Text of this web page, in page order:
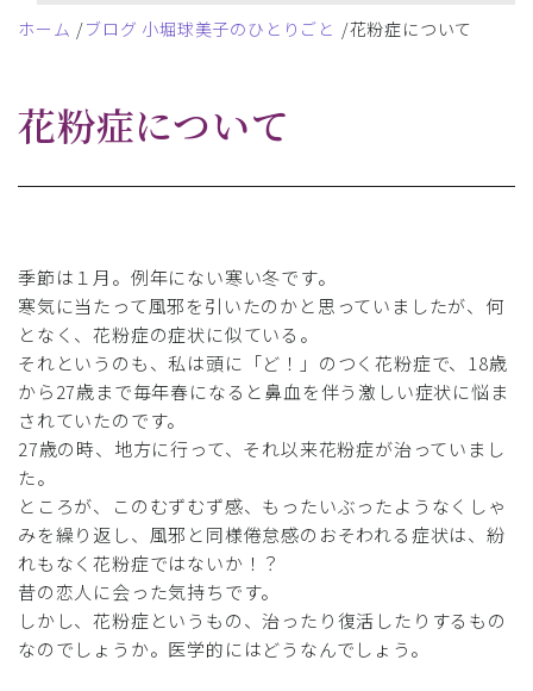
ホーム ブログ 小堀球美子のひとりごと 花粉症について
花粉症について
季節は１月。例年にない寒い冬です。
寒気に当たって風邪を引いたのかと思っていましたが、何
となく、花粉症の症状に似ている。
それというのも、私は頭に「ど！」のつく花粉症で、18歳
から27歳まで毎年春になると鼻血を伴う激しい症状に悩ま
されていたのです。
27歳の時、地方に行って、それ以来花粉症が治っていまし
た。
ところが、このむずむず感、もったいぶったようなくしゃ
みを繰り返し、風邪と同様倦怠感のおそわれる症状は、紛
れもなく花粉症ではないか！？
昔の恋人に会った気持ちです。
しかし、花粉症というもの、治ったり復活したりするもの
なのでしょうか。医学的にはどうなんでしょう。